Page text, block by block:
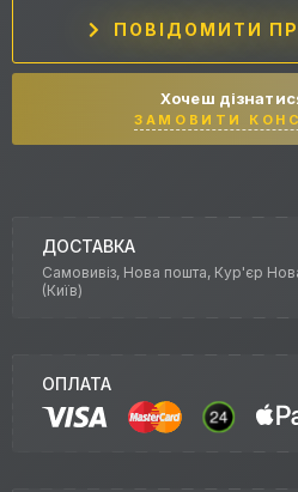
ПОВІДОМИТИ
Хочеш
ЗАМОВИТИ
ДОСТАВКА
Самовивіз, Нова пошта, Кур'єр
(Київ)
ОПЛАТА